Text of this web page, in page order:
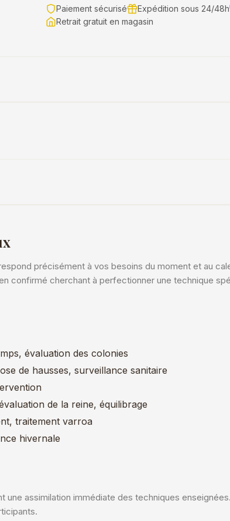
Paiement sécurisé Expédition sous 24/48h
Retrait gratuit en magasin
précisément à vos besoins du moment et au
confirmé cherchant à perfectionner une technique
évaluation des colonies
de hausses, surveillance sanitaire
de la reine, équilibrage
traitement varroa
hivernale
assimilation immédiate des techniques